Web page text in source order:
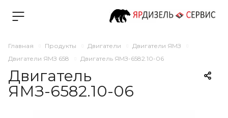
Главная Продукты Двигатели
Двигатели ЯМЗ
Двигатели ЯМЗ 658
Двигатель ЯМЗ-6582.10-06
Двигатель
ЯМЗ-6582.10-06